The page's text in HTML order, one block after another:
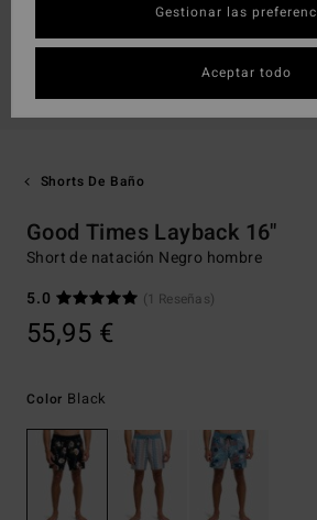
Shorts De Baño
Good Times Layback 16"
Short de natación Negro hombre
5.0
(1 Reseñas)
55,95 €
Color Black
Gestionar las
Aceptar todo